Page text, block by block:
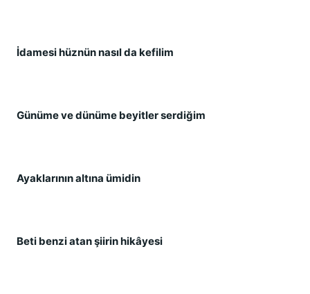
İdamesi hüznün nasıl da kefilim
Günüme ve dünüme beyitler serdiğim
Ayaklarının altına ümidin
Beti benzi atan şiirin hikâyesi